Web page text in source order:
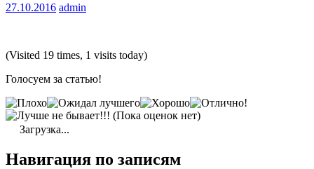
27.10.2016 admin
(Visited 19 times, 1 visits today)
Голосуем за статью!
(Пока оценок нет)
Загрузка...
Навигация по записям